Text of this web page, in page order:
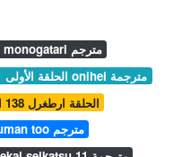
الحلقة الاولى من cinderella monogatari مترجم
الحلقة الأولى 1 من أنمي onihei مترجمة
الحلقة ارطغرل 138 الجزء الخامس كاملة مترجمة
الحلقة الأولى are you human too مترجم